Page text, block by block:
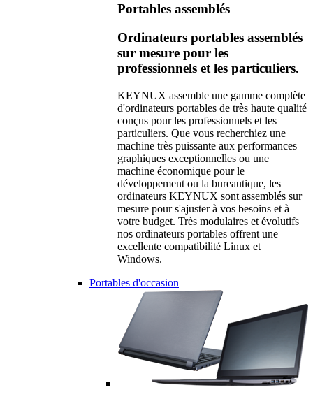
Portables assemblés
Ordinateurs portables assemblés
sur mesure pour les
professionnels et les particuliers.
KEYNUX assemble une gamme complète
d'ordinateurs portables de très haute qualité
conçus pour les professionnels et les
particuliers. Que vous recherchiez une
machine très puissante aux performances
graphiques exceptionnelles ou une
machine économique pour le
développement ou la bureautique, les
ordinateurs KEYNUX sont assemblés sur
mesure pour s'ajuster à vos besoins et à
votre budget. Très modulaires et évolutifs
nos ordinateurs portables offrent une
excellente compatibilité Linux et
Windows.
Portables d'occasion